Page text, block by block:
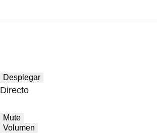
Desplegar
Directo
Mute
Volumen